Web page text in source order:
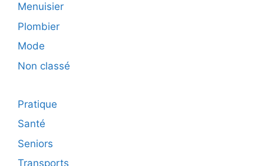
Menuisier
Plombier
Mode
Non classé
Pratique
Santé
Seniors
Transports